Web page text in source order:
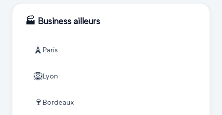
🏭 Businessailleurs
🗼 Paris
🦁Lyon
🍷 Bordeaux